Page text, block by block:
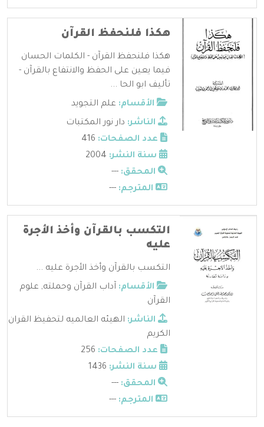
هكذا فلنحفظ القرآن
هكذا فلنحفظ القرآن - الكلمات الحسان
فيما يعين على الحفظ والانتفاع بالقرآن -
تأليف ابو الحا ...
الأقسام: علم التجويد
الناشر: دار نور المكتبات
عدد الصفحات:
سنة النشر:
المحقق: ---
المترجم: ---
التكسب بالقرآن وأخذ الأجرة
عليه
التكسب بالقرآن وأخذ الأجرة عليه ...
الأقسام: آداب القرآن وحملته, علوم
القرآن
الناشر: الهيئه العالميه لتحفيظ القران
الكريم
عدد الصفحات:
سنة النشر:
المحقق: ---
المترجم: ---